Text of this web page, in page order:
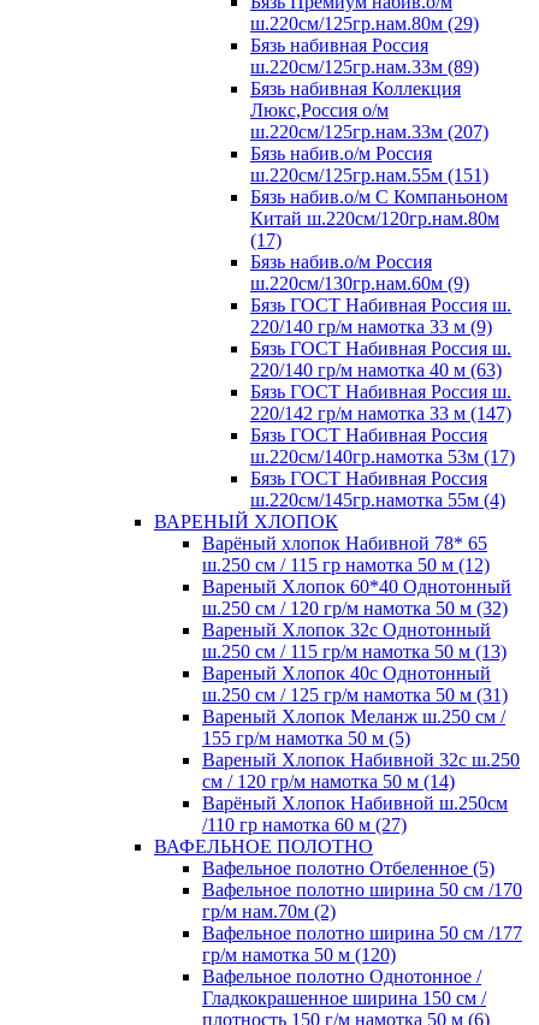
ш.220см/125гр.нам.80м (29)
Бязь набивная Россия
ш.220см/125гр.нам.33м (89)
Бязь набивная Коллекция
Люкс,Россия о/м
ш.220см/125гр.нам.33м (207)
Бязь набив.о/м Россия
ш.220см/125гр.нам.55м (151)
Бязь набив.о/м С Компаньоном
Китай ш.220см/120гр.нам.80м
(17)
Бязь набив.о/м Россия
ш.220см/130гр.нам.60м (9)
Бязь ГОСТ Набивная Россия ш.
220/140 гр/м намотка 33 м (9)
Бязь ГОСТ Набивная Россия ш.
220/140 гр/м намотка 40 м (63)
Бязь ГОСТ Набивная Россия ш.
220/142 гр/м намотка 33 м (147)
Бязь ГОСТ Набивная Россия
ш.220см/140гр.намотка 53м (17)
Бязь ГОСТ Набивная Россия
ш.220см/145гр.намотка 55м (4)
ВАРЕНЫЙ ХЛОПОК
Варёный хлопок Набивной 78* 65
ш.250 см / 115 гр намотка 50 м (12)
Вареный Хлопок 60*40 Однотонный
ш.250 см / 120 гр/м намотка 50 м (32)
Вареный Хлопок 32с Однотонный
ш.250 см / 115 гр/м намотка 50 м (13)
Вареный Хлопок 40с Однотонный
ш.250 см / 125 гр/м намотка 50 м (31)
Вареный Хлопок Меланж ш.250 см /
155 гр/м намотка 50 м (5)
Вареный Хлопок Набивной 32с ш.250
см / 120 гр/м намотка 50 м (14)
Варёный Хлопок Набивной ш.250см
/110 гр намотка 60 м (27)
ВАФЕЛЬНОЕ ПОЛОТНО
Вафельное полотно Отбеленное (5)
Вафельное полотно ширина 50 см /170
гр/м нам.70м (2)
Вафельное полотно ширина 50 см /177
гр/м намотка 50 м (120)
Вафельное полотно Однотонное /
Гладкокрашенное ширина 150 см /
плотность 150 г/м намотка 50 м (6)